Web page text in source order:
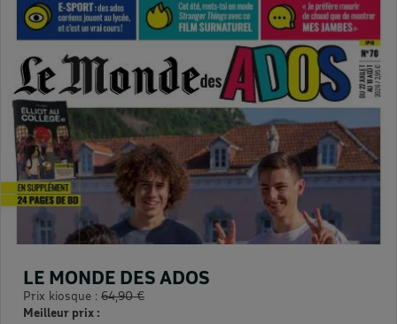
LE MONDE DES ADOS
Prix kiosque : 64,90 €
Meilleur prix :